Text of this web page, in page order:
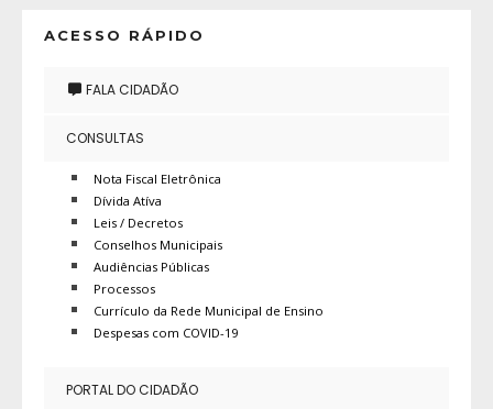
ACESSO RÁPIDO
FALA CIDADÃO
CONSULTAS
Nota Fiscal Eletrônica
Dívida Atíva
Leis / Decretos
Conselhos Municipais
Audiências Públicas
Processos
Currículo da Rede Municipal de Ensino
Despesas com COVID-19
PORTAL DO CIDADÃO